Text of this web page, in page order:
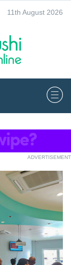
11th August 2026
ADVERTISEMENT